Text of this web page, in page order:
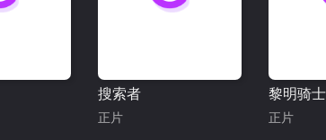
搜索者
正片
黎明骑士
正片